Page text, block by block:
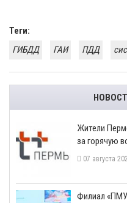
Теги:
ГИБДД
ГАИ ПДД
​Жители
за горячую
07 августа
​Филиал